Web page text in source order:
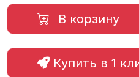
В корзину
Купить в 1